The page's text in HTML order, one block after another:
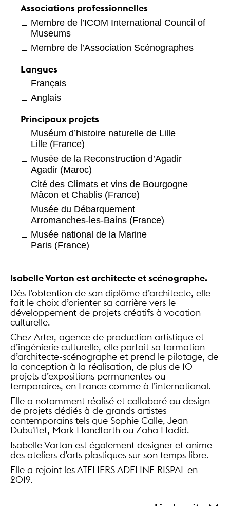
Isabelle Vartan estarchitecte et scénographe.
Dès l’obtention de son diplôme d’architecte, elle
fait le choix d’orienter sa carrière vers le
développement de projets créatifs à vocation
culturelle.
Chez Arter, agence de production artistique et
d’ingénierie culturelle, elle parfait sa formation
d’architecte-scénographe et prend le pilotage, de
la conception à la réalisation, de plus de 10
projets d’expositions permanentes ou
temporaires, en France comme à l’international.
Elle a notamment réalisé et collaboré au design
de projets dédiés à de grands artistes
contemporains tels que Sophie Calle, Jean
Dubuffet, Mark Handforth ou Zaha Hadid.
Isabelle Vartan est également designer et anime
des ateliers d’arts plastiques sur son temps libre.
Elle a rejoint les ATELIERS ADELINE RISPAL en
2019.
Associations professionnelles
Membre de l’ICOM International Council of
Museums
Membre de l’Association Scénographes
Langues
Français
Anglais
Principaux projets
Muséum d’histoire naturelle de Lille
Lille (France)
Musée de la Reconstruction d’Agadir
Agadir (Maroc)
Cité des Climats et vins de Bourgogne
Mâcon et Chablis (France)
Musée du Débarquement
Arromanches-les-Bains (France)
Musée national de la Marine
Paris (France)